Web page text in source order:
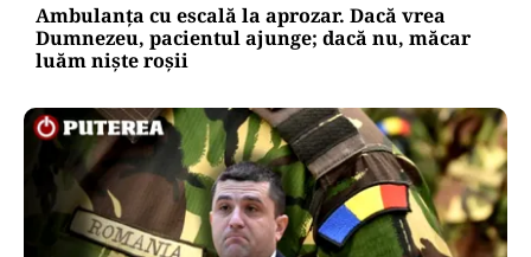
Ambulanța cu escală la aprozar. Dacă vrea
Dumnezeu, pacientul ajunge; dacă nu, măcar
luăm niște roșii